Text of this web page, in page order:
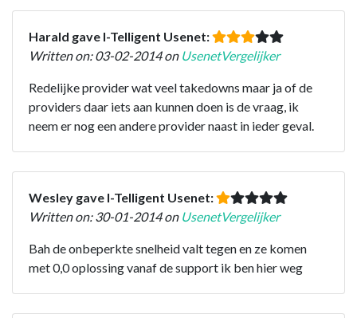
Harald gave I-Telligent Usenet:
Written on: 03-02-2014 on UsenetVergelijker
Redelijke provider wat veel takedowns maar ja of de
providers daar iets aan kunnen doen is de vraag, ik
neem er nog een andere provider naast in ieder geval.
Wesley gave I-Telligent Usenet:
Written on: 30-01-2014 on UsenetVergelijker
Bah de onbeperkte snelheid valt tegen en ze komen
met 0,0 oplossing vanaf de support ik ben hier weg